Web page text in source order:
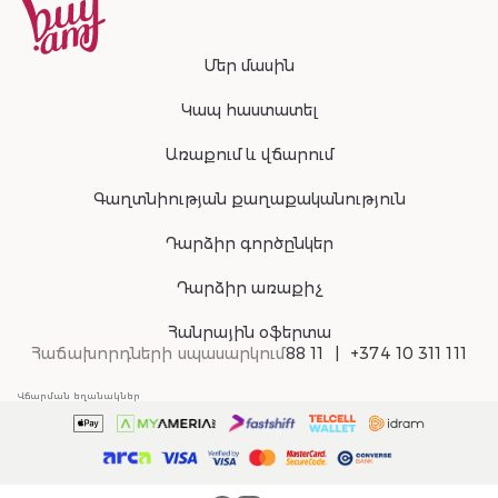
Մեր մասին
Կապ հաստատել
Առաքում և վճարում
Գաղտնիության քաղաքականություն
Դարձիր գործընկեր
Դարձիր առաքիչ
Հանրային օֆերտա
Հաճախորդների սպասարկում88 11 +374 10 311 111
Վճարման եղանակներ